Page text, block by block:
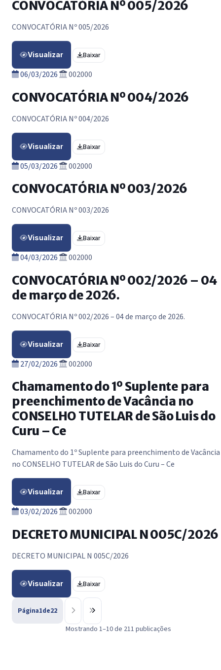
CONVOCATÓRIA Nº 005/2026
CONVOCATÓRIA Nº 005/2026
Visualizar Baixar
06/03/2026 002000
CONVOCATÓRIA Nº 004/2026
CONVOCATÓRIA Nº 004/2026
Visualizar Baixar
05/03/2026 002000
CONVOCATÓRIA Nº 003/2026
CONVOCATÓRIA Nº 003/2026
Visualizar Baixar
04/03/2026 002000
CONVOCATÓRIA Nº 002/2026 – 04
de março de 2026.
CONVOCATÓRIA Nº 002/2026 – 04 de março de 2026.
Visualizar Baixar
27/02/2026 002000
Chamamento do 1º Suplente para
preenchimento de Vacância no
CONSELHO TUTELAR de São Luis do
Curu – Ce
Chamamento do 1º Suplente para preenchimento de Vacância
no CONSELHO TUTELAR de São Luis do Curu – Ce
Visualizar Baixar
03/02/2026 002000
DECRETO MUNICIPAL N 005C/2026
DECRETO MUNICIPAL N 005C/2026
Visualizar Baixar
Página1de22
Mostrando 1–10 de 211 publicações